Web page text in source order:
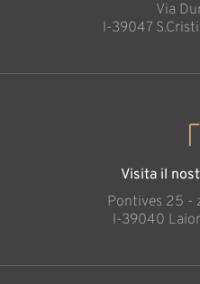
Via
l-39047
Visita il
Pontives 25 -
l-39040